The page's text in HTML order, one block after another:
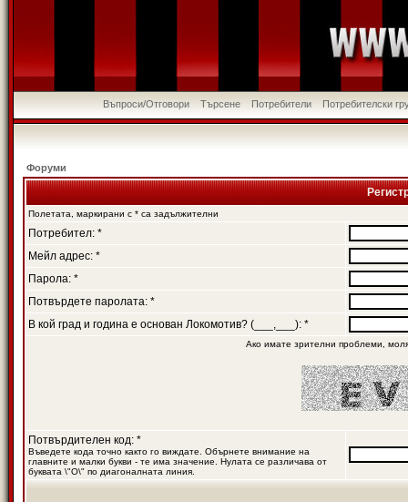
Въпроси/Отговори Търсене Потребители Потребителски
Форуми
Полетата, маркирани с * са задължителни
Потребител: *
Мейл адрес: *
Парола: *
Потвърдете паролата: *
В кой град и година е основан Локомотив? (___,___): *
Ако имате зрителни проблеми,
Потвърдителен код: *
Въведете кода точно както го виждате. Обърнете внимание на
главните и малки букви - те има значение. Нулата се различава от
буквата \"O\" по диагоналната линия.